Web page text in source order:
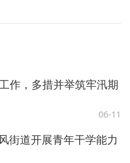
作，多措并举筑牢汛期
06-11
街道开展青年干学能力